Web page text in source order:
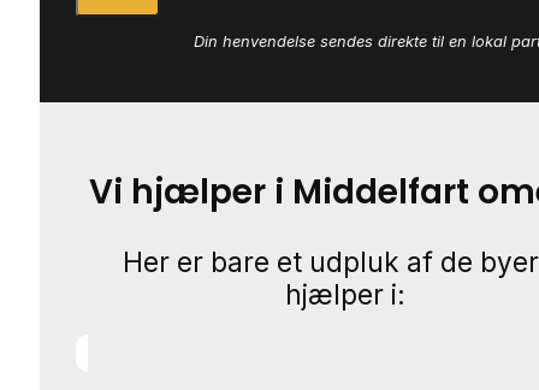
Din henvendelse sendes direkte til en lokal
Vi hjælper i Middelfart
Her er bare et udpluk af de
hjælper i: